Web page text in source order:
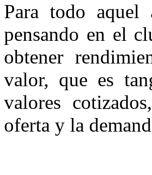
Para todo aquel
pensando en el
obtener
valor, que es
valores
oferta y la